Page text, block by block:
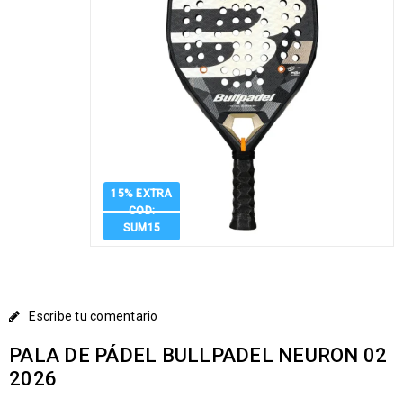
15% EXTRA
COD:
SUM15
Escribe tu comentario
PALA DE PÁDEL BULLPADEL NEURON 02
2026